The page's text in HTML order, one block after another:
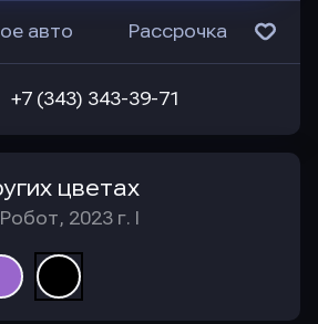
авто Рассрочка
+7 (343) 343-39-71
цветах
2023 г. I